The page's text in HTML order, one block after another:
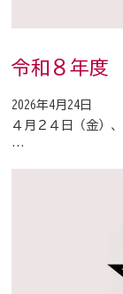
令和８年度
2026年4月24日
４月２４日（金）
…